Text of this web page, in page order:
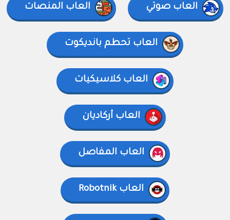
العاب صوتي العاب المنصات
العاب تحطم بانديكوت
العاب كلاسيكيات
العاب أركاديان
العاب المفاصل
العاب Robotnik